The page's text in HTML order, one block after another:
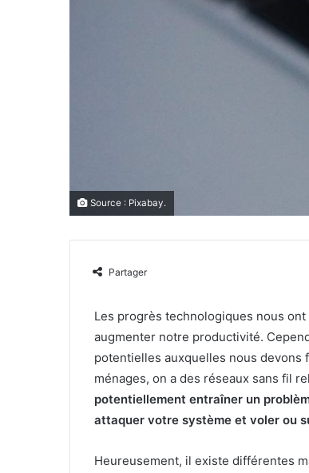
Source : Pixabay.
Partager
Les progrès technologiques nous
augmenter notre productivité.
potentielles auxquelles nous devons
ménages, on a des réseaux sans fil
potentiellement entraîner un
attaquer votre système et voler ou
Heureusement, il existe différentes